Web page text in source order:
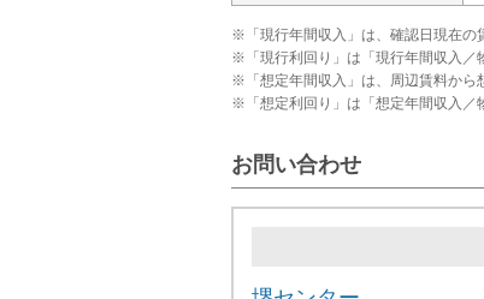
※「現行年間収入」は、確認日現在の
※「現行利回り」は「現行年間収入／
※「想定年間収入」は、周辺賃料から
※「想定利回り」は「想定年間収入／
お問い合わせ